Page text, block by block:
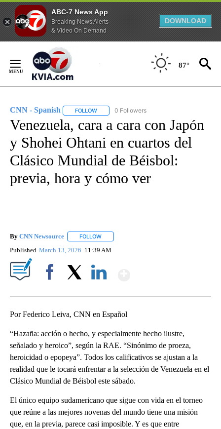
ABC-7 News App
Breaking News Alerts
& Video On Demand
DOWNLOAD
Content
87°
CNN - Spanish FOLLOW FOLLOW "CNN - SPANISH" TO RECEIVE
0 Followers
Venezuela, cara a cara con Japón
y Shohei Ohtani en cuartos del
Clásico Mundial de Béisbol:
previa, hora y cómo ver
By CNN Newsource FOLLOW
Published March 13, 2026 11:39 AM
Por Federico Leiva, CNN en Español
“Hazaña: acción o hecho, y especialmente hecho ilustre,
señalado y heroico”, según la RAE. “Sinónimo de proeza,
heroicidad o epopeya”. Todos los calificativos se ajustan a la
realidad que le tocará enfrentar a la selección de Venezuela en el
Clásico Mundial de Béisbol este sábado.
El único equipo sudamericano que sigue con vida en el torneo
que reúne a las mejores novenas del mundo tiene una misión
que, en la previa, parece casi imposible. Y es que entre